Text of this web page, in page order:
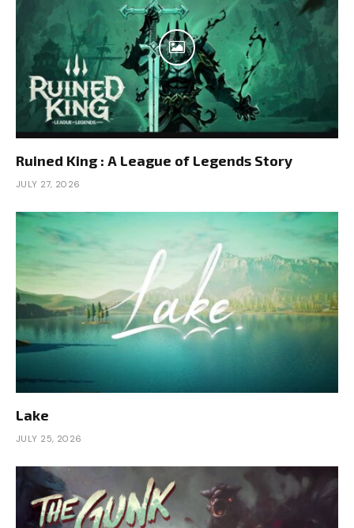
Ruined King : A League of Legends Story
JULY 27, 2026
Lake
JULY 25, 2026